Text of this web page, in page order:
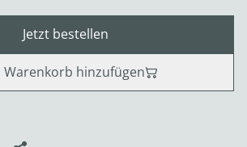
Jetzt bestellen
Warenkorb hinzufügen